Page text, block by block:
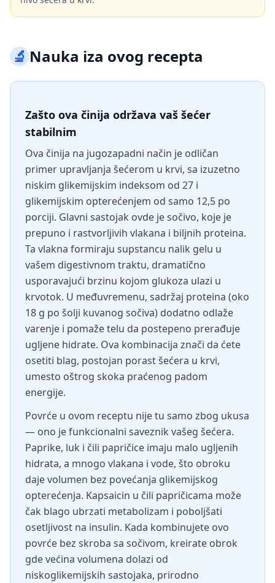
🔬Nauka iza ovog recepta
Zašto ova činija održava vaš šećer
stabilnim
Ova činija na jugozapadni način je odličan
primer upravljanja šećerom u krvi, sa izuzetno
niskim glikemijskim indeksom od 27 i
glikemijskim opterećenjem od samo 12,5 po
porciji. Glavni sastojak ovde je sočivo, koje je
prepuno i rastvorljivih vlakana i biljnih proteina.
Ta vlakna formiraju supstancu nalik gelu u
vašem digestivnom traktu, dramatično
usporavajući brzinu kojom glukoza ulazi u
krvotok. U međuvremenu, sadržaj proteina (oko
18 g po šolji kuvanog sočiva) dodatno odlaže
varenje i pomaže telu da postepeno prerađuje
ugljene hidrate. Ova kombinacija znači da ćete
osetiti blag, postojan porast šećera u krvi,
umesto oštrog skoka praćenog padom
energije.
Povrće u ovom receptu nije tu samo zbog ukusa
— ono je funkcionalni saveznik vašeg šećera.
Paprike, luk i čili papričice imaju malo ugljenih
hidrata, a mnogo vlakana i vode, što obroku
daje volumen bez povećanja glikemijskog
opterećenja. Kapsaicin u čili papričicama može
čak blago ubrzati metabolizam i poboljšati
osetljivost na insulin. Kada kombinujete ovo
povrće bez skroba sa sočivom, kreirate obrok
gde većina volumena dolazi od
niskoglikemijskih sastojaka, prirodno